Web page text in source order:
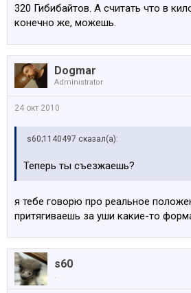
320 Гибибайтов. А считать что в
конечно же, можешь.
Dogmar
Administrator
24 окт 2010
s60;1140497 сказал(а):
Теперь ты съезжаешь?
я тебе говорю про реальное
притягиваешь за уши какие-то
s60
.